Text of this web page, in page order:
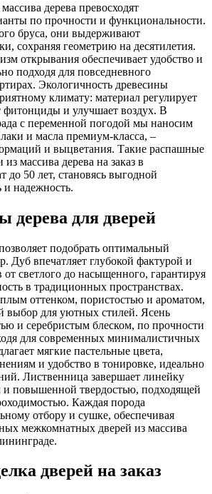
дерева превосходят
по прочности и функциональности.
бруса, они выдерживают
сохраняя геометрию на десятилетия.
открывания обеспечивает удобство и
подходя для повседневного
Экологичность древесины
климату: материал регулирует
фитонциды и улучшает воздух. В
с переменной погодой мы наносим
и масла премиум-класса, –
и выцветания. Такие распашные
массива дерева на заказ в
до 50 лет, становясь выгодной
и надежность.
дерева для дверей
подобрать оптимальный
Дуб впечатляет глубокой фактурой и
от светлого до насыщенного, гарантируя
в традиционных пространствах.
оттенком, пористостью и ароматом,
выбор для уютных стилей. Ясень
и серебристым блеском, по прочности
для современных минималистичных
мягкие пастельные цвета,
и удобство в тонировке, идеально
Лиственница завершает линейку
и повышенной твердостью, подходящей
Каждая порода
отбору и сушке, обеспечивая
межкомнатных дверей из массива
дверей на заказ